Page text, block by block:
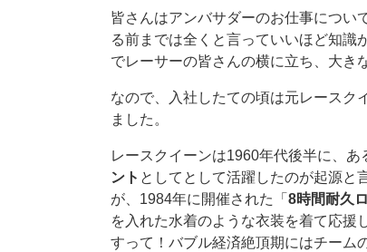
皆さんはアンバサダーのお仕事につい
る前までは全くと言っていいほど知識
でレーサーの皆さんの横に立ち、大
なので、入社したての頃は元レースク
ました。
レースクイーンは1960年代後半に、あ
ント としてとして活躍したのが起源と
が、1984年に開催された「 8時間耐久
を入れた水着のような衣装を着て応援
すって！バブル経済絶頂期にはチーム